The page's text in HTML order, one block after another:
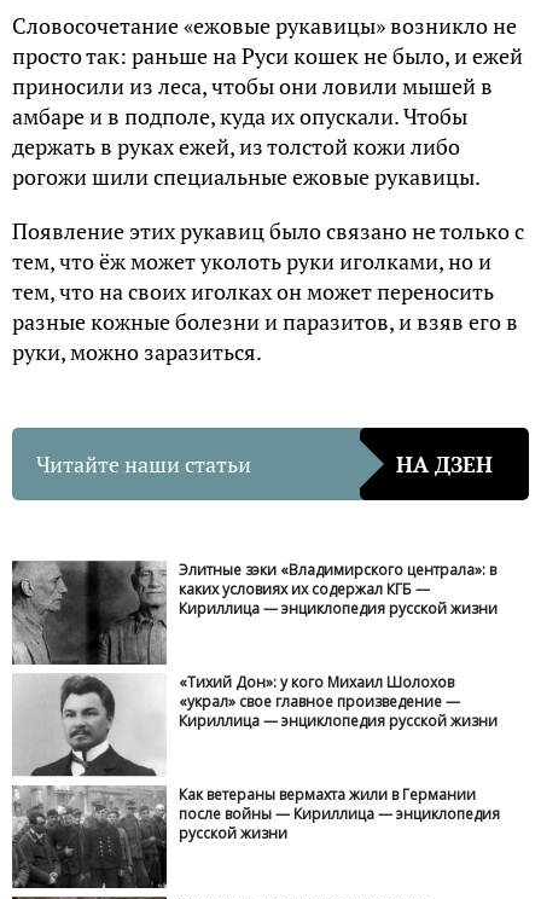
Словосочетание «ежовые рукавицы» возникло не
просто так: раньше на Руси кошек не было, и ежей
приносили из леса, чтобы они ловили мышей в
амбаре и в подполе, куда их опускали. Чтобы
держать в руках ежей, из толстой кожи либо
рогожи шили специальные ежовые рукавицы.
Появление этих рукавиц было связано не только с
тем, что ёж может уколоть руки иголками, но и
тем, что на своих иголках он может переносить
разные кожные болезни и паразитов, и взяв его в
руки, можно заразиться.
Читайте наши статьи НА ДЗЕН
Элитные зэки «Владимирского централа»: в
каких условиях их содержал КГБ —
Кириллица — энциклопедия русской жизни
«Тихий Дон»: у кого Михаил Шолохов
«украл» свое главное произведение —
Кириллица — энциклопедия русской жизни
Как ветераны вермахта жили в Германии
после войны — Кириллица — энциклопедия
русской жизни